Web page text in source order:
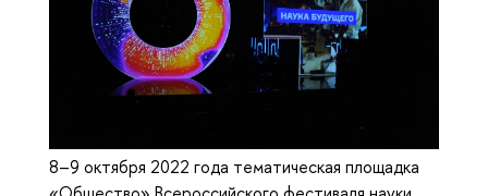
8–9 октября 2022 года тематическая площадка